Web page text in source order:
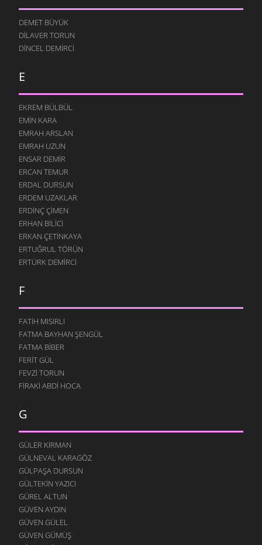
DEMET BÜYÜK
DILAVER TORUN
DINCEL DEMIRCI
E
EKREM BÜLBÜL
EMIN KARA
EMRAH ARSLAN
EMRAH UZUN
ENSAR DEMIR
ERCAN TEMUR
ERDAL DURSUN
ERDEM UZAKLAR
ERDINÇ ÇIMEN
ERHAN BILICI
ERKAN ÇETINKAYA
ERTUĞRUL TÖRÜN
ERTÜRK DEMIRCI
F
FATIH MISIRLI
FATMA BAYHAN ŞENGÜL
FATMA BIBER
FERIT GÜL
FEVZI TORUN
FIRAKI ABDI HOCA
G
GÜLER KIRMAN
GÜLNEVAL KARAGÖZ
GÜLPAŞA DURSUN
GÜLTEKIN YAZICI
GÜREL ALTUN
GÜVEN AYDIN
GÜVEN GÜLEL
GÜVEN GÜMÜŞ